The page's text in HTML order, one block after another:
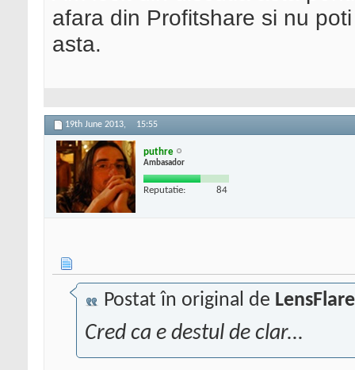
afara din Profitshare si nu
asta.
19th June 2013, 15:55
puthre
Ambasador
Reputatie: 84
Postat în original de LensFlare
Cred ca e destul de clar...